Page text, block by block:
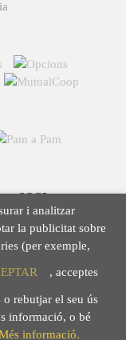
SCCL
i analitzar
la publicitat sobre
(per exemple,
, acceptes
rebutjar el seu ús
informació, o bé
informació.